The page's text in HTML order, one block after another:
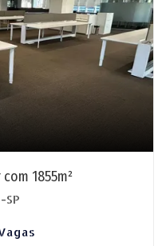
1855m²